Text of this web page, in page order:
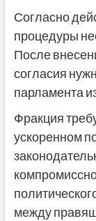
Согласно
процедуры
После
согласия
парламента
Фракция
ускоренном
между